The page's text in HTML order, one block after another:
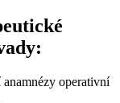
operativní